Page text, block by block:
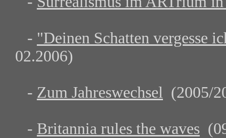
- "Deinen Schatten vergesse
02.2006)
- Zum Jahreswechsel (2005/
- Britannia rules the waves